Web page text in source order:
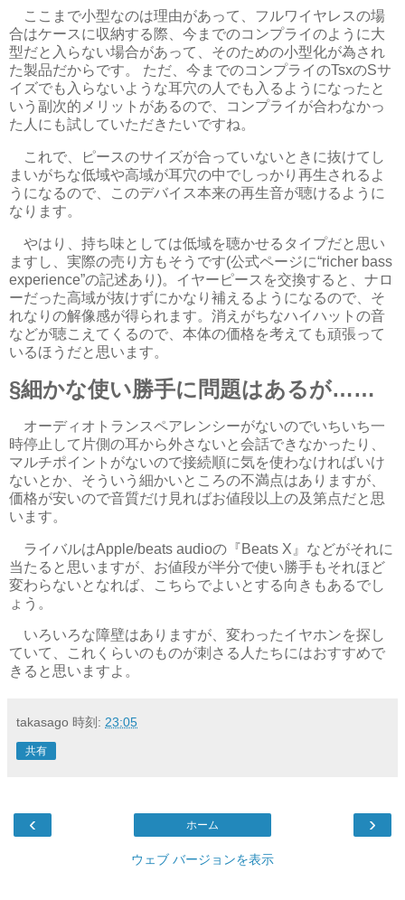
ここまで小型なのは理由があって、フルワイヤレスの場
合はケースに収納する際、今までのコンプライのように大
型だと入らない場合があって、そのための小型化が為され
た製品だからです。 ただ、今までのコンプライのTsxのSサ
イズでも入らないような耳穴の人でも入るようになったと
いう副次的メリットがあるので、コンプライが合わなかっ
た人にも試していただきたいですね。
これで、ピースのサイズが合っていないときに抜けてし
まいがちな低域や高域が耳穴の中でしっかり再生されるよ
うになるので、このデバイス本来の再生音が聴けるように
なります。
やはり、持ち味としては低域を聴かせるタイプだと思い
ますし、実際の売り方もそうです(公式ページに“richer bass
experience”の記述あり)。イヤーピースを交換すると、ナロ
ーだった高域が抜けずにかなり補えるようになるので、そ
れなりの解像感が得られます。消えがちなハイハットの音
などが聴こえてくるので、本体の価格を考えても頑張って
いるほうだと思います。
細かな使い勝手に問題はあるが……
オーディオトランスペアレンシーがないのでいちいち一
時停止して片側の耳から外さないと会話できなかったり、
マルチポイントがないので接続順に気を使わなければいけ
ないとか、そういう細かいところの不満点はありますが、
価格が安いので音質だけ見ればお値段以上の及第点だと思
います。
ライバルはApple/beats audioの『Beats X』などがそれに
当たると思いますが、お値段が半分で使い勝手もそれほど
変わらないとなれば、こちらでよいとする向きもあるでし
ょう。
いろいろな障壁はありますが、変わったイヤホンを探し
ていて、これくらいのものが刺さる人たちにはおすすめで
きると思いますよ。
takasago 時刻: 23:05
共有
‹ ›
ホーム
ウェブ バージョンを表示